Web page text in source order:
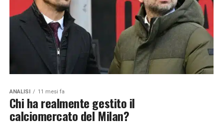
ANALISI 11 mesi fa
Chi ha realmente gestito il
calciomercato del Milan?